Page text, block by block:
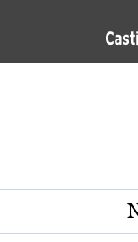
Pasar al contenido